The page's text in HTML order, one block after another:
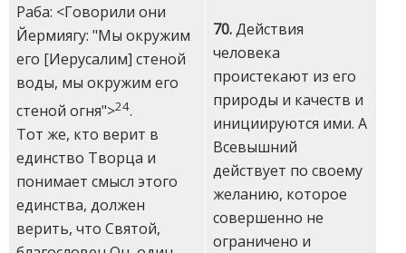
Раба: <Говорили они
Йермиягу: "Мы окружим
его [Иерусалим] стеной
воды, мы окружим его
стеной огня">24.
Тот же, кто верит в
единство Творца и
понимает смысл этого
единства, должен
верить, что Святой,
70.Действия
человека
проистекают из его
природы и качеств и
инициируются ими. А
Всевышний
действует по своему
желанию, которое
совершенно не
ограничено и